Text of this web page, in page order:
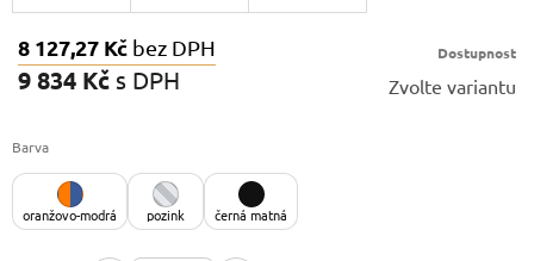
8 127,27 Kč bez DPH
9 834 Kč s DPH
Dostupnost
Zvolte variantu
Barva
oranžovo-modrá pozink černá matná